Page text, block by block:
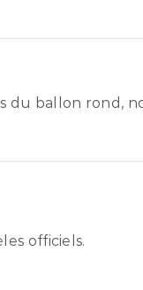
du ballon rond,
officiels.